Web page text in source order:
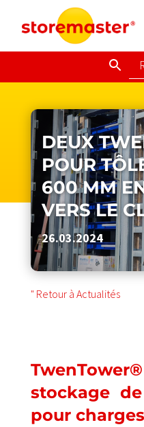
DEUX
POUR
600 MM
VERS LE
26.03.2024
" Retour à Actualités
stockage
pour